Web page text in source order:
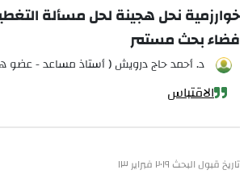
خوارزمية نحل هجينة لحل مسألة
فضاء بحث مستمر
د. أحمد حاج درويش ( أستاذ مساعد - عضو
الاقتباس
تاريخ قبول البحث ٢٠١٩ فبراير ١٣